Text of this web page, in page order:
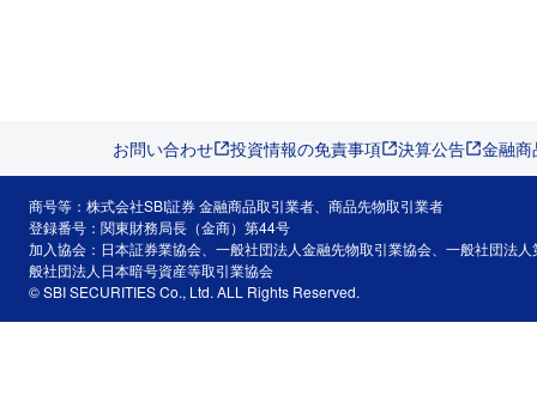
お問い合わせ 投資情報の免責事項 決算公告 金融
商号等：株式会社SBI証券 金融商品取引業者、商品先物取引業者
登録番号：関東財務局長（金商）第44号
加入協会：日本証券業協会、一般社団法人金融先物取引業協会、一般社団法
般社団法人日本暗号資産等取引業協会
© SBI SECURITIES Co., Ltd. ALL Rights Reserved.